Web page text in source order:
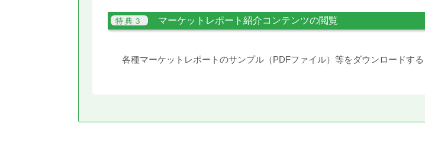
マーケットレポート紹介コンテンツの閲覧
各種マーケットレポートのサンプル（PDFファイル）等をダウンロードする